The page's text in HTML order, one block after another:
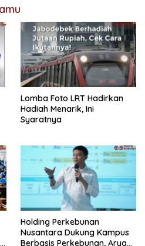
Lomba Foto LRT Hadirkan
Hadiah Menarik, Ini
Syaratnya
Holding Perkebunan
Nusantara Dukung Kampus
Berbasis Perkebunan, Arya